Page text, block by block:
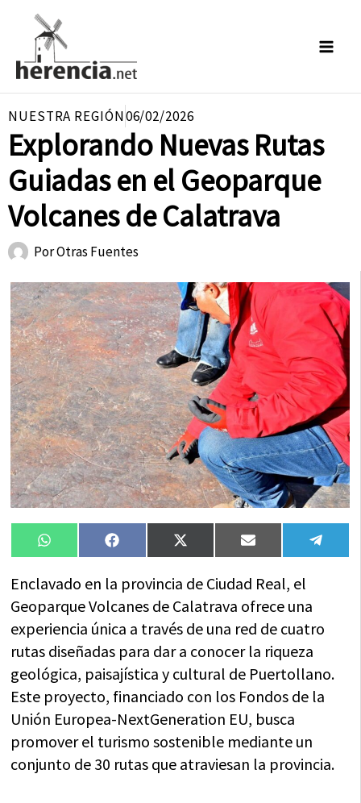
contenido
NUESTRA REGIÓN06/02/2026
Explorando Nuevas Rutas
Guiadas en el Geoparque
Volcanes de Calatrava
PorOtras Fuentes
Compartir
en
WhatsAppCompartir
en
FacebookCompartir
en
X
(Twitter)
Compartir
en
Email
en
Enclavado en la provincia de Ciudad Real, el
Geoparque Volcanes de Calatrava ofrece una
experiencia única a través de una red de cuatro
rutas diseñadas para dar a conocer la riqueza
geológica, paisajística y cultural de Puertollano.
Este proyecto, financiado con los Fondos de la
Unión Europea-NextGeneration EU, busca
promover el turismo sostenible mediante un
conjunto de 30 rutas que atraviesan la provincia.